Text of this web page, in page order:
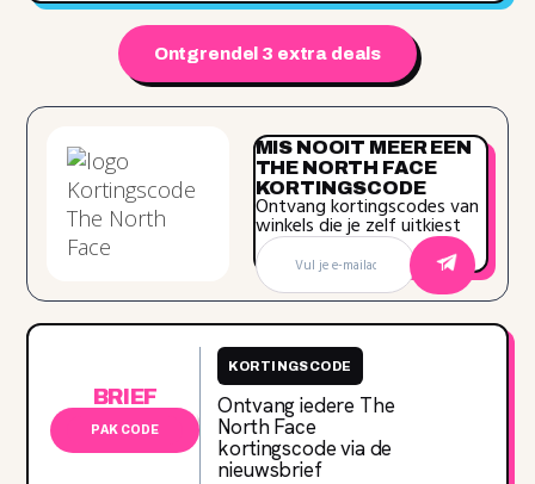
Ontgrendel 3 extra deals
MIS NOOIT MEER EEN
THE NORTH FACE
KORTINGSCODE
Ontvang kortingscodes van
winkels die je zelf uitkiest
BRIEF
PAK CODE
KORTINGSCODE
Ontvang iedere The
North Face
kortingscode via de
nieuwsbrief